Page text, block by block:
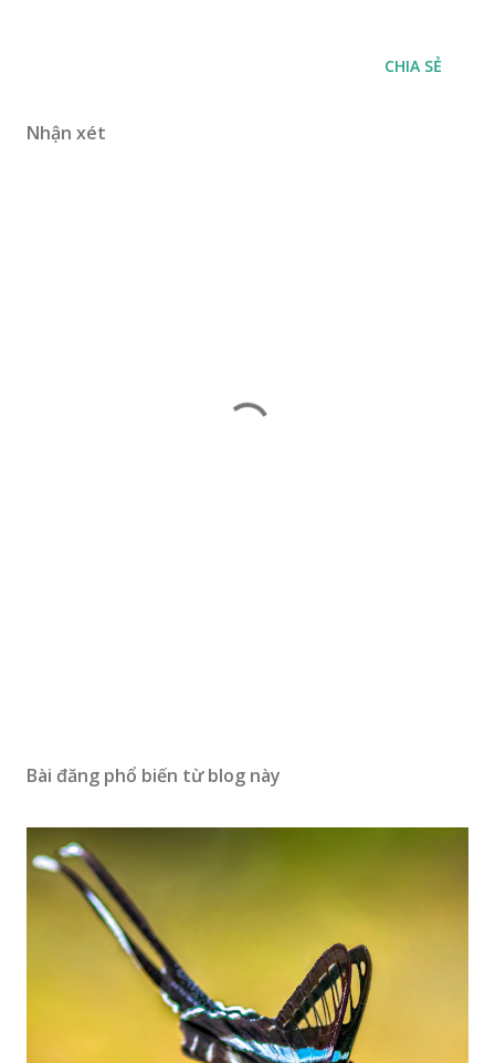
CHIA SẺ
Nhận xét
Bài đăng phổ biến từ blog này